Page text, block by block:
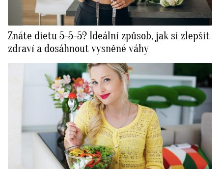
Znáte dietu 5-5-5? Ideální způsob, jak si zlepšit
zdraví a dosáhnout vysněné váhy